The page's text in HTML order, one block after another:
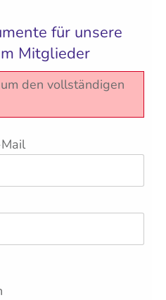
für unsere
Mitglieder
den vollständigen